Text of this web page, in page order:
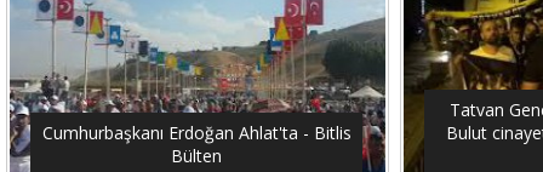
Cumhurbaşkanı Erdoğan Ahlat'ta - Bitlis
Bülten
Tatvan
Bulut